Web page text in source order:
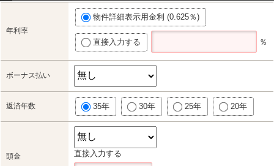
年利率
物件詳細表示用金利 (0.625％)
直接入力する ％
ボーナス払い
返済年数 35年 30年 25年 20年
頭金 直接入力する